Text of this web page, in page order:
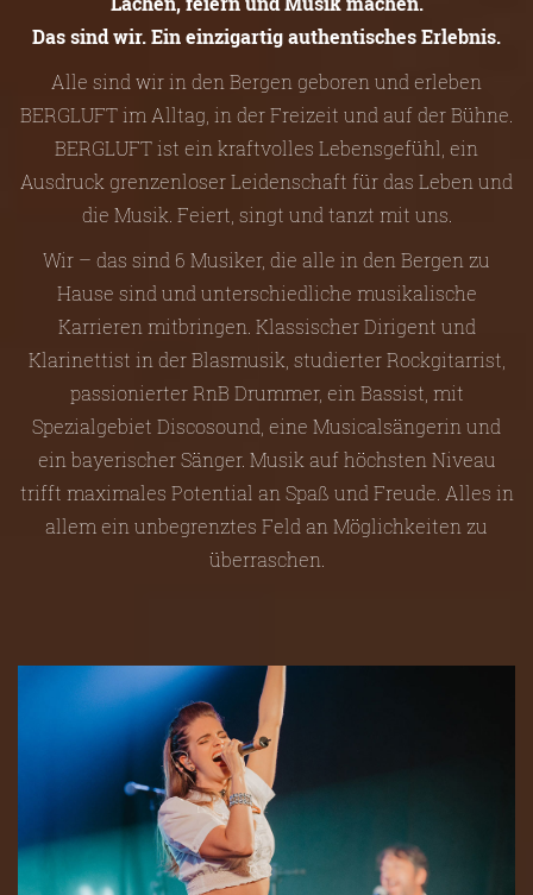
Das sind wir. Ein einzigartig authentisches Erlebnis.
Alle sind wir in den Bergen geboren und erleben
BERGLUFT im Alltag, in der Freizeit und auf der Bühne.
BERGLUFT ist ein kraftvolles Lebensgefühl, ein
Ausdruck grenzenloser Leidenschaft für das Leben und
die Musik. Feiert, singt und tanzt mit uns.
Wir – das sind 6 Musiker, die alle in den Bergen zu
Hause sind und unterschiedliche musikalische
Karrieren mitbringen. Klassischer Dirigent und
Klarinettist in der Blasmusik, studierter Rockgitarrist,
passionierter RnB Drummer, ein Bassist, mit
Spezialgebiet Discosound, eine Musicalsängerin und
ein bayerischer Sänger. Musik auf höchsten Niveau
trifft maximales Potential an Spaß und Freude. Alles in
allem ein unbegrenztes Feld an Möglichkeiten zu
überraschen.